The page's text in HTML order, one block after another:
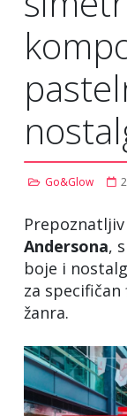
Go&Glow
Andersona,
boje i
za
žanra.